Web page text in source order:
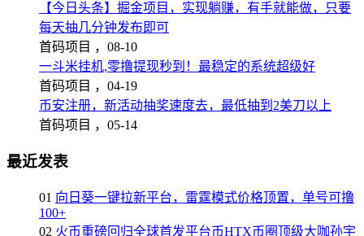
【今日头条】掘金项目，实现躺赚，有手就能做，只要
每天抽几分钟发布即可
首码项目 ， 08-10
一斗米挂机,零撸提现秒到！最稳定的系统超级好
首码项目 ， 04-19
币安注册，新活动抽奖速度去，最低抽到2美刀以上
首码项目 ， 05-14
最近发表
01 向日葵一键拉新平台，雷霆模式价格顶置，单号可撸
100+
02 火币重磅回归全球首发平台币HTX币圈顶级大咖孙宇